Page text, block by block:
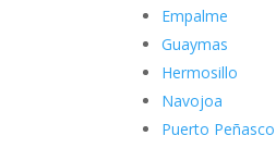
Empalme
Guaymas
Hermosillo
Navojoa
Puerto Peñasco